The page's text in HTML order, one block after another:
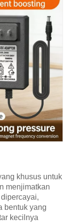
khusus untuk
menjimatkan
bentuk yang
kecilnya